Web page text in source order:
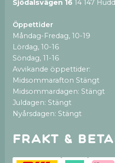
Sjödalsvägen 16 14 147
Öppettider
Måndag-Fredag, 10-19
Lördag, 10-16
Söndag, 11-16
Avvikande öppettider:
Midsommarafton Stängt
Midsommardagen: Stängt
Juldagen: Stängt
Nyårsdagen: Stängt
Frakt &